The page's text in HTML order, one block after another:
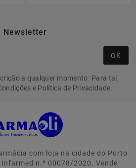
Newsletter
OK
a qualquer momento. Para tal,
e Política de Privacidade.
com loja na cidade do Porto
n.º 00078/2020. Vende